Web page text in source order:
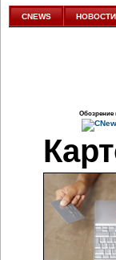
аналитике
CNEWS НОВОСТИ
Обозрение